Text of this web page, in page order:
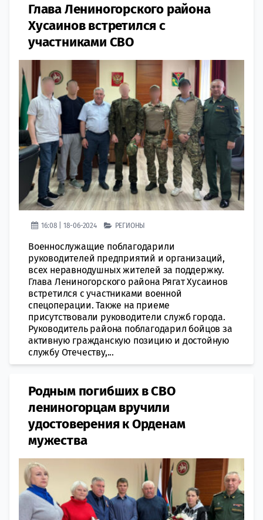
Глава Лениногорского района
Хусаинов встретился с
участниками СВО
16:08 | 18-06-2024 РЕГИОНЫ
Военнослужащие поблагодарили
руководителей предприятий и организаций,
всех неравнодушных жителей за поддержку.
Глава Лениногорского района Рягат Хусаинов
встретился с участниками военной
спецоперации. Также на приеме
присутствовали руководители служб города.
Руководитель района поблагодарил бойцов за
активную гражданскую позицию и достойную
службу Отечеству,...
Родным погибших в СВО
лениногорцам вручили
удостоверения к Орденам
мужества